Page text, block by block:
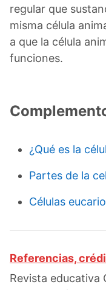
regular que
misma célula
a que la célula
funciones.
¿Qué es la
Partes de la
Células
Referencias,
Revista educativa